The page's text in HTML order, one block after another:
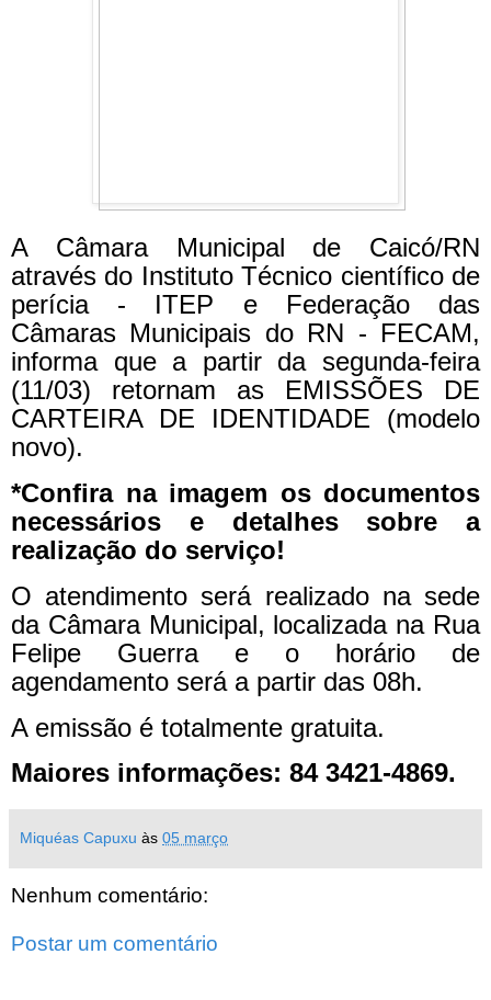
A Câmara Municipal de Caicó/RN
através do Instituto Técnico científico de
perícia - ITEP e Federação das
Câmaras Municipais do RN - FECAM,
informa que a partir da segunda-feira
(11/03) retornam as EMISSÕES DE
CARTEIRA DE IDENTIDADE (modelo
novo).
*Confira na imagem os documentos
necessários e detalhes sobre a
realização do serviço!
O atendimento será realizado na sede
da Câmara Municipal, localizada na Rua
Felipe Guerra e o horário de
agendamento será a partir das 08h.
A emissão é totalmente gratuita.
Maiores informações: 84 3421-4869.
Miquéas Capuxu às 05 março
Nenhum comentário:
Postar um comentário